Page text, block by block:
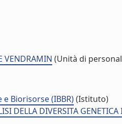
VENDRAMIN (Unità di
Biorisorse (IBBR)(Istituto)
DELLA DIVERSITA